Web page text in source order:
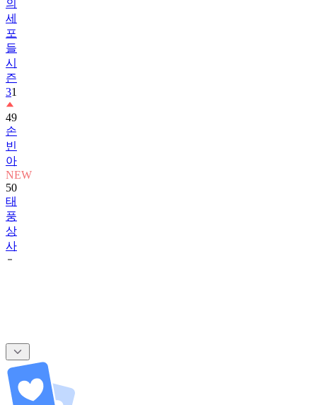
의
세
포
들
시
즌
31
49
손
빈
아
NEW
50
태
풍
상
사